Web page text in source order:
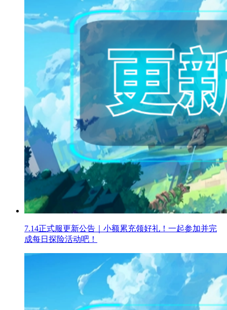
7.14正式服更新公告｜小额累充领好礼！一起参加并完
成每日探险活动吧！